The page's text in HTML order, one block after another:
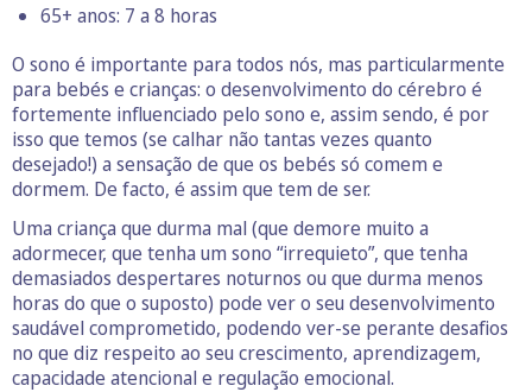
65+ anos: 7 a 8 horas
O sono é importante para todos nós, mas particularmente
para bebés e crianças: o desenvolvimento do cérebro é
fortemente influenciado pelo sono e, assim sendo, é por
isso que temos (se calhar não tantas vezes quanto
desejado!) a sensação de que os bebés só comem e
dormem. De facto, é assim que tem de ser.
Uma criança que durma mal (que demore muito a
adormecer, que tenha um sono “irrequieto”, que tenha
demasiados despertares noturnos ou que durma menos
horas do que o suposto) pode ver o seu desenvolvimento
saudável comprometido, podendo ver-se perante desafios
no que diz respeito ao seu crescimento, aprendizagem,
capacidade atencional e regulação emocional.